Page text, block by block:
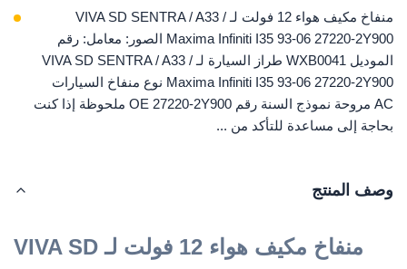
منفاخ مكيف هواء 12 فولت لـ VIVA SD SENTRA / A33 /
Maxima Infiniti I35 93-06 27220-2Y900 الصور: معامل: رقم
الموديل WXB0041 طراز السيارة لـ VIVA SD SENTRA / A33 /
Maxima Infiniti I35 93-06 27220-2Y900 نوع منفاخ السيارات
AC مروحة نموذج السنة رقم OE 27220-2Y900 ملحوظة إذا كنت
بحاجة إلى مساعدة للتأكد من ...
وصف المنتج
منفاخ مكيف هواء 12 فولت لـ VIVA SD